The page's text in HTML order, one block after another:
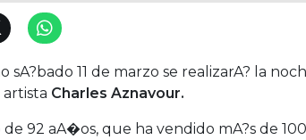
sA?bado 11 de marzo se realizarA? la
Charles Aznavour.
de 92 aA�os, que ha vendido mA?s de